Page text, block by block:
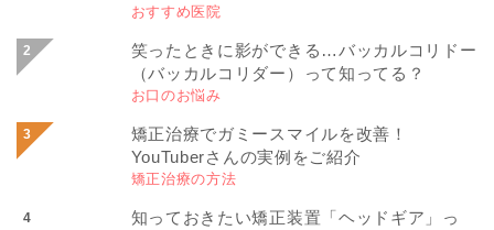
おすすめ医院
笑ったときに影ができる…バッカルコリドー
（バッカルコリダー）って知ってる？
お口のお悩み
矯正治療でガミースマイルを改善！
YouTuberさんの実例をご紹介
矯正治療の方法
知っておきたい矯正装置「ヘッドギア」っ